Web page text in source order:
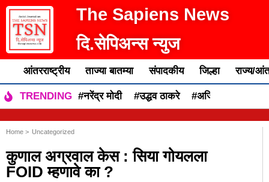
The Sapiens News
दि.सेपिअन्स न्युज
आंतरराष्ट्रीय ताज्या बातम्या संपादकीय जिल्हा राज्य/
TRENDING #नरेंद्र मोदी #उद्धव ठाकरे #अजित पवार
Home > Uncategorized
कुणाल अग्रवाल केस : सिया गोयलला
FOID म्हणावे का ?